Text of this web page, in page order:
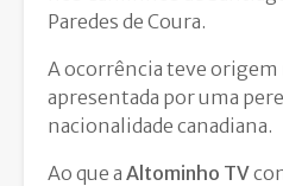
Paredes de Coura.
A ocorrência teve
apresentada por uma
nacionalidade canadiana.
Ao que a Altominho TV